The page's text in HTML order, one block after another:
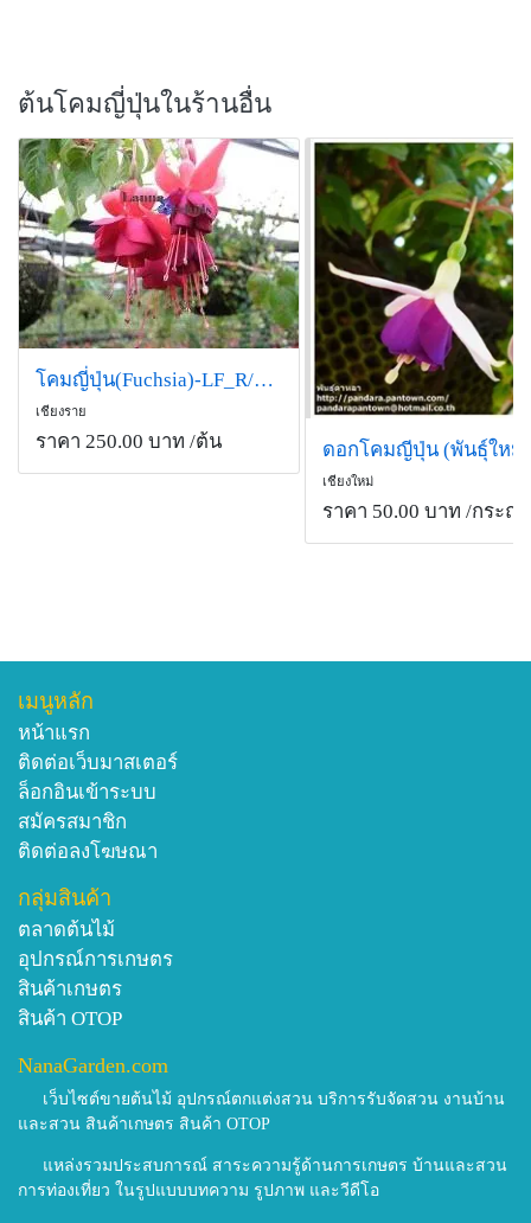
ต้นโคมญี่ปุ่นในร้านอื่น
โคมญี่ปุ่น(Fuchsia)-LF_R/R’ 2638110
เชียงราย
ราคา 250.00 บาท /ต้น
เชียงใหม่
ราคา 50.00 บาท /กระถา
เมนูหลัก
หน้าแรก
ติดต่อเว็บมาสเตอร์
ล็อกอินเข้าระบบ
สมัครสมาชิก
ติดต่อลงโฆษณา
กลุ่มสินค้า
ตลาดต้นไม้
อุปกรณ์การเกษตร
สินค้าเกษตร
สินค้า OTOP
NanaGarden.com
เว็บไซต์ขายต้นไม้ อุปกรณ์ตกแต่งสวน บริการรับจัดสวน งานบ้าน
และสวน สินค้าเกษตร สินค้า OTOP
แหล่งรวมประสบการณ์ สาระความรู้ด้านการเกษตร บ้านและสวน
การท่องเที่ยว ในรูปแบบบทความ รูปภาพ และวีดีโอ